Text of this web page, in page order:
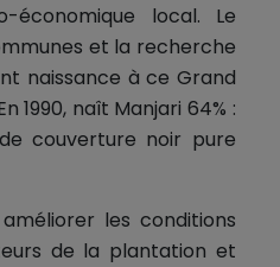
économique local. Le
et la recherche
naissance à ce Grand
1990, naît Manjari 64% :
couverture noir pure
les conditions
de la plantation et